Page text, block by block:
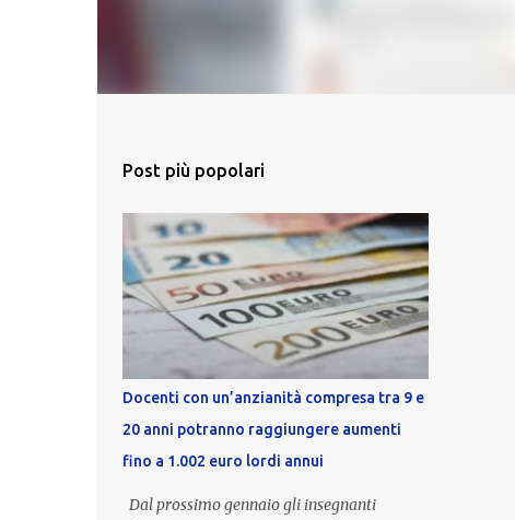
Post più popolari
Docenti con un’anzianità compresa tra 9 e
20 anni potranno raggiungere aumenti
fino a 1.002 euro lordi annui
Dal prossimo gennaio gli insegnanti